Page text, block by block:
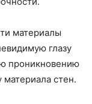
материалы
глазу
проникновению
материала стен.